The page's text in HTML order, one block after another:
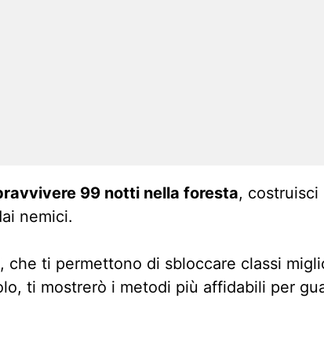
99 notti nella foresta,
nemici.
, che ti permettono di sbloccare classi
ti mostrerò i metodi più affidabili per